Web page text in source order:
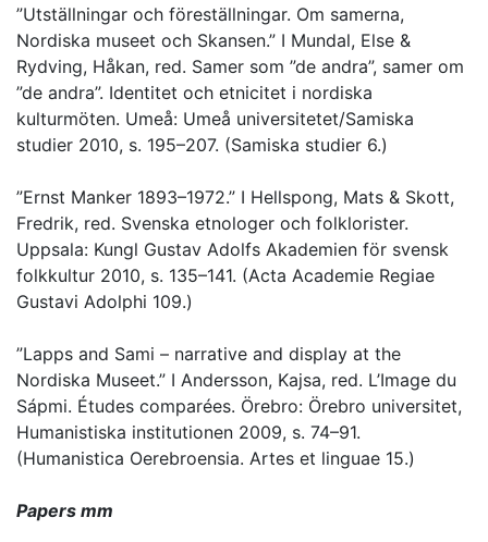
”Utställningar och föreställningar. Om samerna,
Nordiska museet och Skansen.” I Mundal, Else &
Rydving, Håkan, red. Samer som ”de andra”, samer om
”de andra”. Identitet och etnicitet i nordiska
kulturmöten. Umeå: Umeå universitetet/Samiska
studier 2010, s. 195–207. (Samiska studier 6.)
”Ernst Manker 1893–1972.” I Hellspong, Mats & Skott,
Fredrik, red. Svenska etnologer och folklorister.
Uppsala: Kungl Gustav Adolfs Akademien för svensk
folkkultur 2010, s. 135–141. (Acta Academie Regiae
Gustavi Adolphi 109.)
”Lapps and Sami – narrative and display at the
Nordiska Museet.” I Andersson, Kajsa, red. L’Image du
Sápmi. Études comparées. Örebro: Örebro universitet,
Humanistiska institutionen 2009, s. 74–91.
(Humanistica Oerebroensia. Artes et linguae 15.)
Papers mm